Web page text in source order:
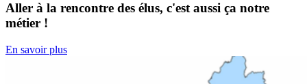
Aller à la rencontre des élus, c'est aussi ça notre
métier !
En savoir plus